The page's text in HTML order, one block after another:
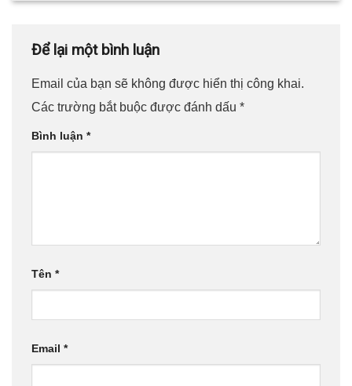
Để lại một bình luận
Email của bạn sẽ không được hiển thị công khai.
Các trường bắt buộc được đánh dấu *
Bình luận *
Tên *
Email *